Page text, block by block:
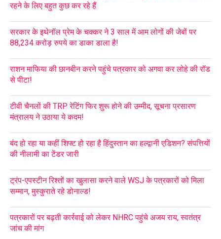
रहने के लिए बहुत कुछ कर रहे हैं
सरकार के इथेनॉल प्रेम के चक्कर ने 3 साल में आम लोगों की जेबों पर
88,234 करोड़ रुपये का डाका डाला है!
राशन माफिया की छानबीन करने पहुंचे पत्रकार को अगवा कर लोहे की रॉड
से पीटा!
टीवी चैनलों की TRP रेटिंग फिर शुरू होने की उम्मीद, सूचना प्रसारण
मंत्रालय ने उठाया ये कदम!
बंद हो रहा या कहीं शिफ्ट हो रहा है हिंदुस्तान का हल्द्वानी एडिशन? संपत्तियों
की नीलामी का टेंडर जारी
ट्रंप-एपस्टीन रिश्तों का खुलासा करने वाले WSJ के पत्रकारों को मिला
सम्मान, मुस्कुराते रहे डोनाल्ड!
पत्रकारों पर बढ़ती कार्रवाई को लेकर NHRC पहुंचे अजय राय, स्वतंत्र
जांच की मांग